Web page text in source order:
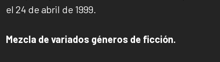
el 24 de abril de 1999.
Mezcla de variados géneros de ficción.